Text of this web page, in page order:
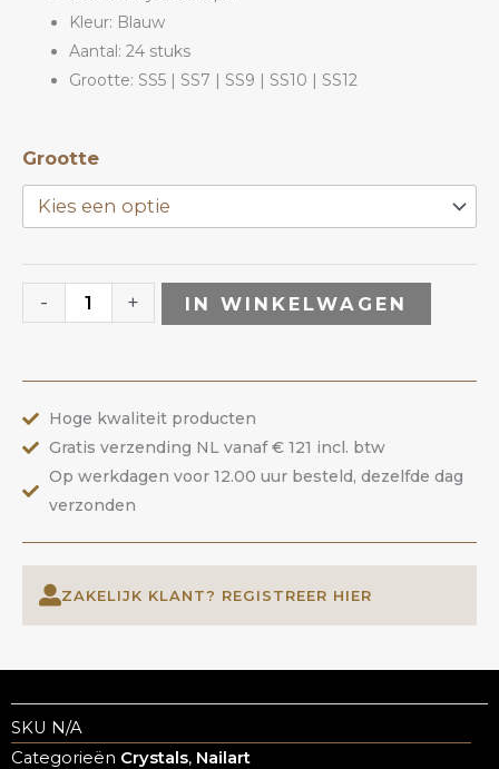
Kleur: Blauw
Aantal: 24 stuks
Grootte: SS5 | SS7 | SS9 | SS10 | SS12
Grootte
-
Chrysolite
Opal
|
aantal
+ IN WINKELWAGEN
Hoge kwaliteit producten
Gratis verzending NL vanaf € 121 incl. btw
Op werkdagen voor 12.00 uur besteld, dezelfde dag
verzonden
ZAKELIJK KLANT? REGISTREER HIER
SKU N/A
Categorieën Crystals, Nailart